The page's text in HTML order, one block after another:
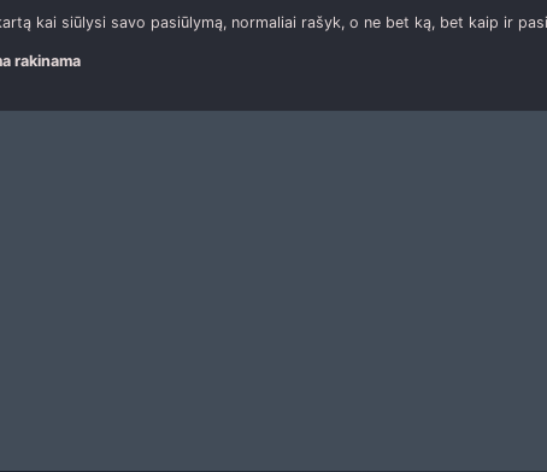
kai siūlysi savo pasiūlymą, normaliai rašyk, o ne bet ką, bet kaip ir
rakinama